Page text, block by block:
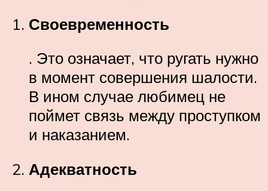
Своевременность
. Это означает, что ругать нужно
в момент совершения шалости.
В ином случае любимец не
поймет связь между проступком
и наказанием.
Адекватность